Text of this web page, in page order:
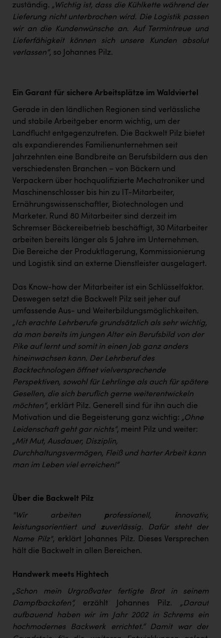
zuständig. „Wichtig ist, dass die Kühlkette während der
Lieferung nicht unterbrochen wird. Die Logistik passen
wir an die Kundenwünsche an. Auf Termintreue und
Lieferfähigkeit können sich unsere Kunden absolut
verlassen“, so Johannes Pilz.
Ein Garant für sichere Arbeitsplätze im Waldviertel
Gerade in den ländlichen Regionen sind verlässliche
und stabile Arbeitgeber enorm wichtig, um der
Landflucht entgegenzutreten. Die Backwelt Pilz bietet
als expandierendes Familienunternehmen seit
Jahrzehnten eine Bandbreite an Berufsbildern aus den
verschiedensten Branchen – von Bäckern und
Verpackern über hochqualifizierte Mechatroniker und
Maschinenschlosser bis hin zu IT-Mitarbeiter,
Ernährungswissenschaftler, Biotechnologen und
Marketer. Rund 80 Mitarbeiter sind derzeit im
Schremser Bäckereibetrieb beschäftigt, 30 Mitarbeiter
arbeiten bereits länger als 5 Jahre im Unternehmen.
Die Bereiche der Produktlagerung, Kommissionierung
und Logistik sind an externe Dienstleister ausgelagert.
Das Know-how der Mitarbeiter ist ein Schlüsselfaktor.
Deswegen setzt die Backwelt Pilz seit jeher auf
umfassende Aus- und Weiterbildungsmöglichkeiten.
„Ich erachte Lehrberufe grundsätzlich als sehr wichtig,
da man bereits im jungen Alter ein Berufsbild von der
Pike auf lernt und somit in einen Job ganz anders
hineinwachsen kann. Der Lehrberuf des
Backtechnologen öffnet vielversprechende
Perspektiven, sowohl für Lehrlinge als auch für spätere
Gesellen, die sich beruflich gerne weiterentwickeln
möchten“, erklärt Pilz. Generell sind für ihn auch die
Motivation und die Begeisterung ganz wichtig: „Ohne
Leidenschaft geht gar nichts“, meint Pilz und weiter:
„Mit Mut, Ausdauer, Disziplin,
Durchhaltungsvermögen, Fleiß und harter Arbeit kann
man im Leben viel erreichen!“
Über die Backwelt Pilz
"Wir arbeiten professionell, innovativ,
leistungsorientiert und zuverlässig. Dafür steht der
Name Pilz", erklärt Johannes Pilz. Dieses Versprechen
hält die Backwelt in allen Bereichen.
Handwerk meets Hightech
„Schon mein Urgroßvater fertigte Brot in seinem
Dampfbackofen“, erzählt Johannes Pilz. „Darauf
aufbauend haben wir im Jahr 2002 in Schrems ein
hochmodernes Backwerk errichtet.“ Damit war der